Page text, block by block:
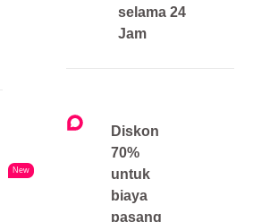
selama 24
Jam
New
Diskon
70%
untuk
biaya
pasang